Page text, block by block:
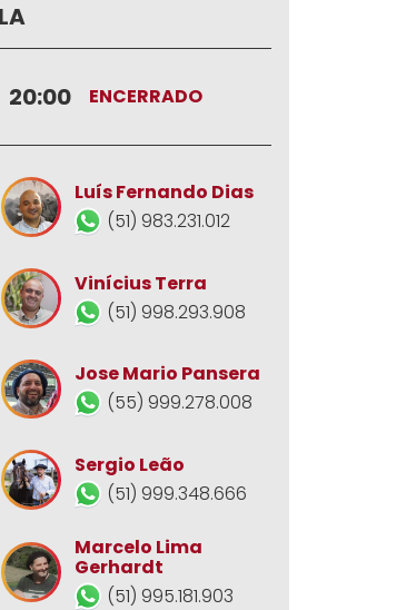
20:00 ENCERRADO
Luís Fernando Dias
(51) 983.231.012
Vinícius Terra
(51) 998.293.908
Jose Mario Pansera
(55) 999.278.008
Sergio Leão
(51) 999.348.666
Marcelo Lima
Gerhardt
(51) 995.181.903